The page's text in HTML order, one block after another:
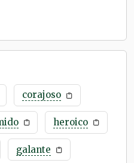
corajoso
heroico
galante